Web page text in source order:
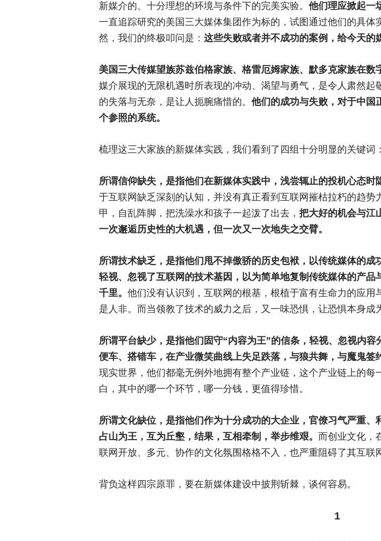
新媒介的、十分理想的环境与条件下的完美实验。 他们理应掀起一
一直追踪研究的美国三大媒体集团作为标的，试图通过他们的具
然，我们的终极叩问是： 这些失败或者并不成功的案例，给今天的
美国三大传媒望族苏兹伯格家族、格雷厄姆家族、默多克家族在数
媒介展现的无限机遇时所表现的冲动、渴望与勇气，是令人肃然
的失落与无奈，是让人扼腕痛惜的。 他们的成功与失败，对于中国
个参照的系统。
梳理这三大家族的新媒体实践，我们看到了四组十分明显的关键词：
所谓信仰缺失，是指他们在新媒体实践中，浅尝辄止的投机心态时
于互联网缺乏深刻的认知，并没有真正看到互联网摧枯拉朽的趋
甲，自乱阵脚，把洗澡水和孩子一起泼了出去， 把大好的机会与江
一次邂逅历史性的大机遇，但一次又一次地失之交臂。
所谓技术缺乏，是指他们甩不掉傲骄的历史包袱，以传统媒体的
轻视、忽视了互联网的技术基因，以为简单地复制传统媒体的产
千里。 他们没有认识到，互联网的根基，根植于富有生命力的应
是人非。而当领教了技术的威力之后，又一味恐惧，让恐惧本身成
所谓平台缺少，是指他们固守“内容为王”的信条，轻视、忽视内
便车、搭错车，在产业微笑曲线上失足跌落，与狼共舞，与魔鬼签
现实世界，他们都毫无例外地拥有整个产业链，这个产业链上的
白，其中的哪一个环节，哪一分钱，更值得珍惜。
所谓文化缺位，是指他们作为十分成功的大企业，官僚习气严重、
占山为王，互为丘壑，结果，互相牵制，举步维艰。 而创业文化，
联网开放、多元、协作的文化氛围格格不入，也严重阻碍了其互联
背负这样四宗原罪，要在新媒体建设中披荆斩棘，谈何容易。
1